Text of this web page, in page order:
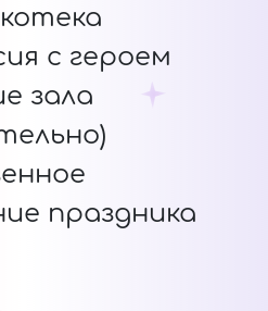
с героем
зала
праздника